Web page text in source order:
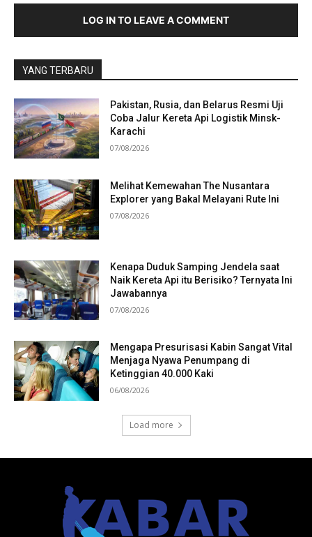
LOG IN TO LEAVE A COMMENT
YANG TERBARU
Pakistan, Rusia, dan Belarus Resmi Uji
Coba Jalur Kereta Api Logistik Minsk-
Karachi
07/08/2026
Melihat Kemewahan The Nusantara
Explorer yang Bakal Melayani Rute Ini
07/08/2026
Kenapa Duduk Samping Jendela saat
Naik Kereta Api itu Berisiko? Ternyata Ini
Jawabannya
07/08/2026
Mengapa Presurisasi Kabin Sangat Vital
Menjaga Nyawa Penumpang di
Ketinggian 40.000 Kaki
06/08/2026
Load more